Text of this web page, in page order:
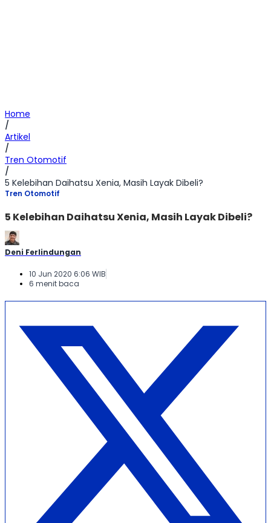
Home
/
Artikel
/
Tren Otomotif
/
5 Kelebihan Daihatsu Xenia, Masih Layak Dibeli?
Tren Otomotif
5 Kelebihan Daihatsu Xenia, Masih Layak Dibeli?
Deni Ferlindungan
10 Jun 2020 6:06 WIB
6 menit baca